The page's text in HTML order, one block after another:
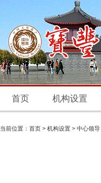
首页 机构设置
当前位置： 首页 > 机构设置 > 中心领导